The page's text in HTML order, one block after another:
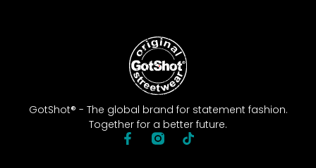
GotShot® - The global brand for statement fashion.
Together for a better future.